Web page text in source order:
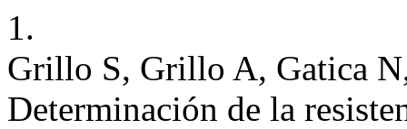
1.
Grillo S, Grillo A, Gatica
Determinación de la